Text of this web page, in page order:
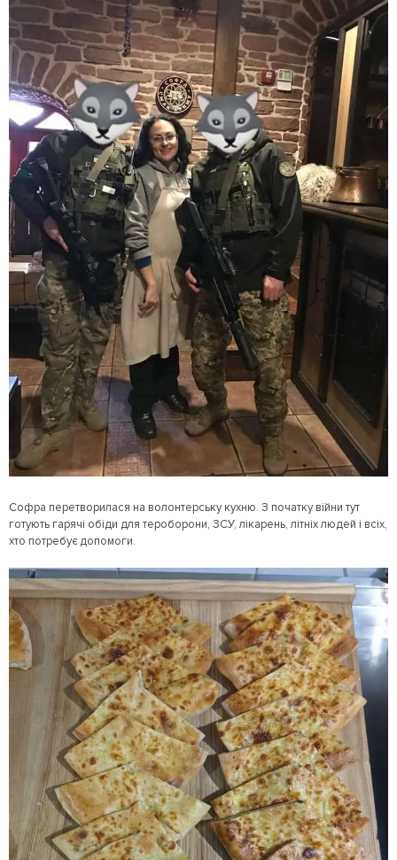
Софра перетворилася на волонтерську кухню. З початку війни тут
готують гарячі обіди для тероборони, ЗСУ, лікарень, літніх людей і всіх,
хто потребує допомоги.